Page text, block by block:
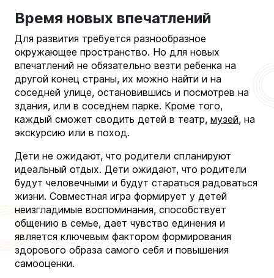
Время новых впечатлений
Для развития требуется разнообразное
окружающее пространство. Но для новых
впечатлений не обязательно везти ребенка на
другой конец страны, их можно найти и на
соседней улице, остановившись и посмотрев на
здания, или в соседнем парке. Кроме того,
каждый сможет сводить детей в театр, музей, на
экскурсию или в поход.
Дети не ожидают, что родители спланируют
идеальный отдых. Дети ожидают, что родители
будут человечными и будут стараться радоваться
жизни. Совместная игра формирует у детей
неизгладимые воспоминания, способствует
общению в семье, дает чувство единения и
является ключевым фактором формирования
здорового образа самого себя и повышения
самооценки.